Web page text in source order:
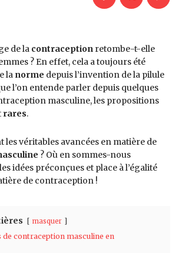
de la contraception retombe-t-elle
? En effet, cela a toujours été
la norme depuis l’invention de la pilule
l’on entende parler depuis quelques
masculine, les propositions
rares.
les véritables avancées en matière de
? Où en sommes-nous
idées préconçues et place à l’égalité
de contraception !
masquer
de contraception masculine en